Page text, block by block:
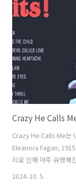
(Leon Payne,
레온의 부인이 쓴 자서
Crazy He Calls Me는
Eleanora Fagan,
리로 인해 아주 유명해
2024. 10. 5.